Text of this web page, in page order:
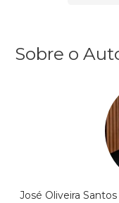
Sobre o
José Oliveira